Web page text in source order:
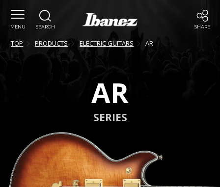
MENU SEARCH SHARE
TOP PRODUCTS ELECTRIC GUITARS AR
AR
SERIES